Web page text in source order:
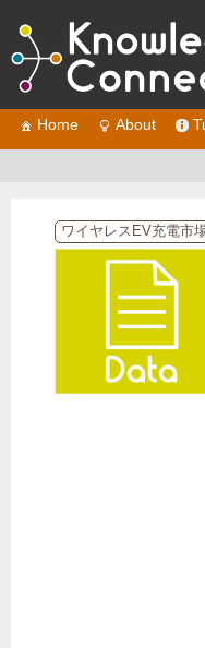
Home About
ワイヤレスEV充電市